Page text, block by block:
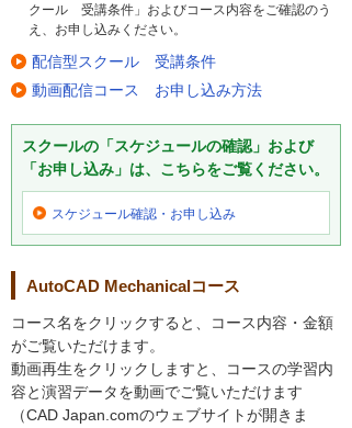
クール 受講条件」およびコース内容をご確認のう
え、お申し込みください。
配信型スクール 受講条件
動画配信コース お申し込み方法
スクールの「スケジュールの確認」および
「お申し込み」は、こちらをご覧ください。
スケジュール確認・ お申し込み
AutoCAD Mechanicalコース
コース名をクリックすると、コース内容・金額
がご覧いただけます。
動画再生をクリックしますと、コースの学習内
容と演習データを動画でご覧いただけます
（CAD Japan.comのウェブサイトが開きま